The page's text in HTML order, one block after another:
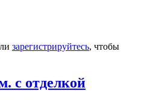
н. Курортный, п. Солнечное
зарегистрируйтесь, чтобы
с отделкой